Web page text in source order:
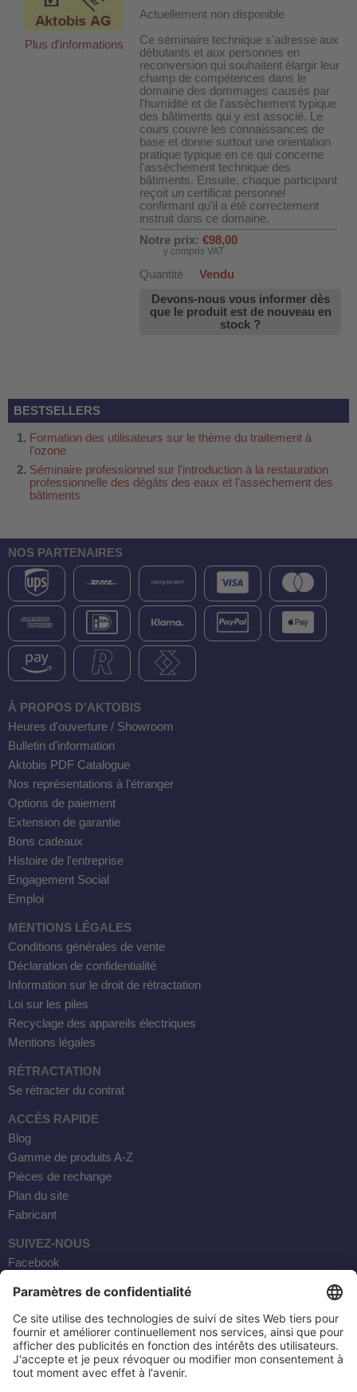
660b
Plus d'informations
Actuellement non disponible
Ce séminaire technique s'adresse aux
débutants et aux personnes en
reconversion qui souhaitent élargir leur
champ de compétences dans le
domaine des dommages causés par
l'humidité et de l'assèchement typique
des bâtiments qui y est associé. Le
cours couvre les connaissances de
base et donne surtout une orientation
pratique typique en ce qui concerne
l'assèchement technique des
bâtiments. Ensuite, chaque participant
reçoit un certificat personnel
confirmant qu'il a été correctement
instruit dans ce domaine.
Notre prix: €98,00
y compris VAT
Quantité
Vendu
Devons-nous vous informer dès
que le produit est de nouveau en
stock ?
BESTSELLERS
Formation des utilisateurs sur le thème du traitement à
l'ozone
Séminaire professionnel sur l'introduction à la restauration
professionnelle des dégâts des eaux et l'assèchement des
bâtiments
NOS PARTENAIRES
À PROPOS D'AKTOBIS
Heures d'ouverture / Showroom
Bulletin d'information
Aktobis PDF Catalogue
Nos représentations à l'étranger
Options de paiement
Extension de garantie
Bons cadeaux
Histoire de l'entreprise
Engagement Social
Emploi
MENTIONS LÉGALES
Conditions générales de vente
Déclaration de confidentialité
Information sur le droit de rétractation
Loi sur les piles
Recyclage des appareils électriques
Mentions légales
RÉTRACTATION
Se rétracter du contrat
ACCÈS RAPIDE
Blog
Gamme de produits A-Z
Pièces de rechange
Plan du site
Fabricant
SUIVEZ-NOUS
Facebook
YouTube
Courrier électronique
AKTOBIS AG
20, RUE BORSIG